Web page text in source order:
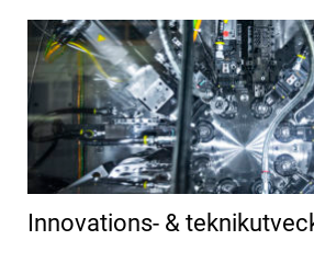
Innovations- &